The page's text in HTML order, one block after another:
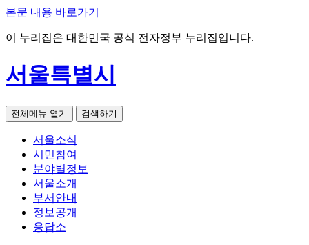
본문 내용 바로가기
이 누리집은 대한민국 공식 전자정부 누리집입니다.
서울특별시
전체메뉴 열기 검색하기
서울소식
시민참여
분야별정보
서울소개
부서안내
정보공개
응답소